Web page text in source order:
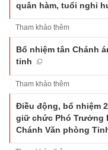
quân hàm, tuổi nghỉ
Tham khảo thêm
Bổ nhiệm tân Chánh
tỉnh
Tham khảo thêm
Điều động, bổ nhiệm
giữ chức Phó Trưởng
Chánh Văn phòng